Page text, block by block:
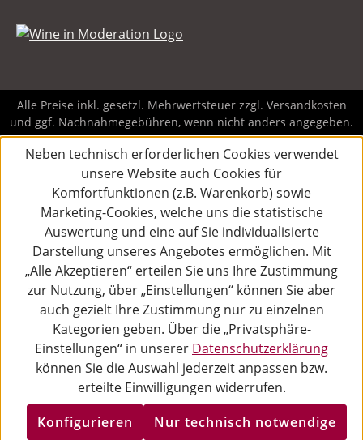
Alle Preise inkl. gesetzl. Mehrwertsteuer zzgl. Versandkosten
und ggf. Nachnahmegebühren, wenn nicht anders angegeben.
Neben technisch erforderlichen Cookies verwendet
unsere Website auch Cookies für
Komfortfunktionen (z.B. Warenkorb) sowie
Marketing-Cookies, welche uns die statistische
Auswertung und eine auf Sie individualisierte
Darstellung unseres Angebotes ermöglichen. Mit
„Alle Akzeptieren“ erteilen Sie uns Ihre Zustimmung
zur Nutzung, über „Einstellungen“ können Sie aber
auch gezielt Ihre Zustimmung nur zu einzelnen
Kategorien geben. Über die „Privatsphäre-
Einstellungen“ in unserer Datenschutzerklärung
können Sie die Auswahl jederzeit anpassen bzw.
erteilte Einwilligungen widerrufen.
Nur technisch notwendige
Konfigurieren